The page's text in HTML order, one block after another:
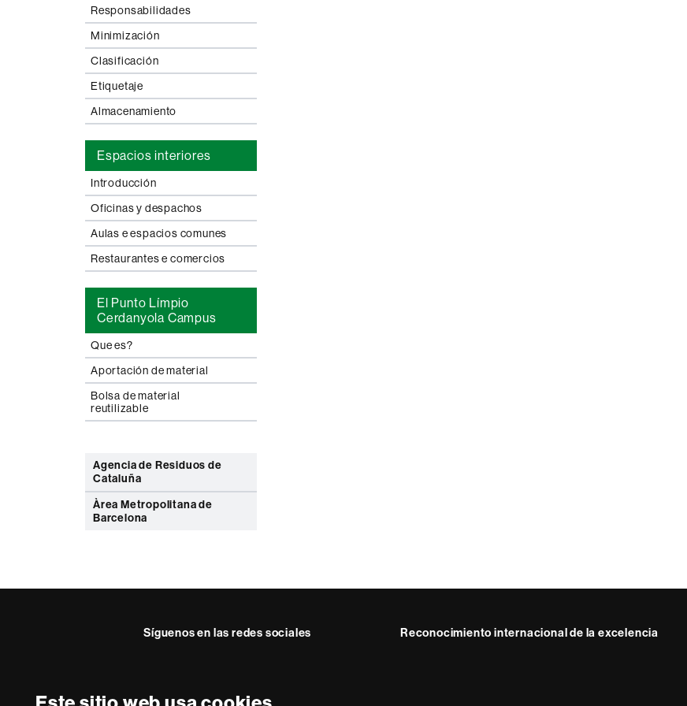
Responsabilidades
Minimización
Clasificación
Etiquetaje
Almacenamiento
Espacios interiores
Introducción
Oficinas y despachos
Aulas e espacios comunes
Restaurantes e comercios
El Punto Límpio
Cerdanyola Campus
Que es?
Aportación de material
Bolsa de material
reutilizable
Agencia de Residuos de
Cataluña
Àrea Metropolitana de
Barcelona
Síguenos en las redes sociales Reconocimiento internacional de la excelencia